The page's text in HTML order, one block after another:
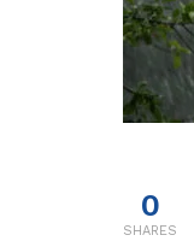
0
SHARES